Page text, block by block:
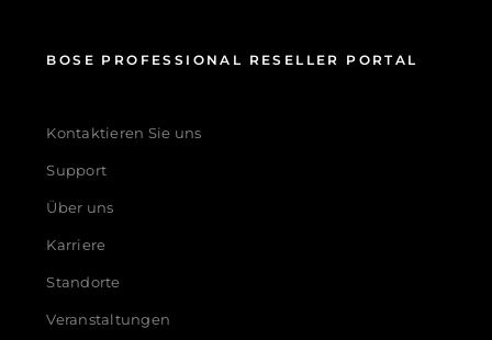
BOSE PROFESSIONAL RESELLER PORTAL
Kontaktieren Sie uns
Support
Über uns
Karriere
Standorte
Veranstaltungen